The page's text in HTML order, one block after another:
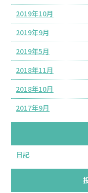
2019年10月
2019年9月
2019年5月
2018年11月
2018年10月
2017年9月
日記